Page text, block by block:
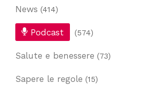
News (414)
Podcast (574)
Salute e benessere (73)
Sapere le regole (15)